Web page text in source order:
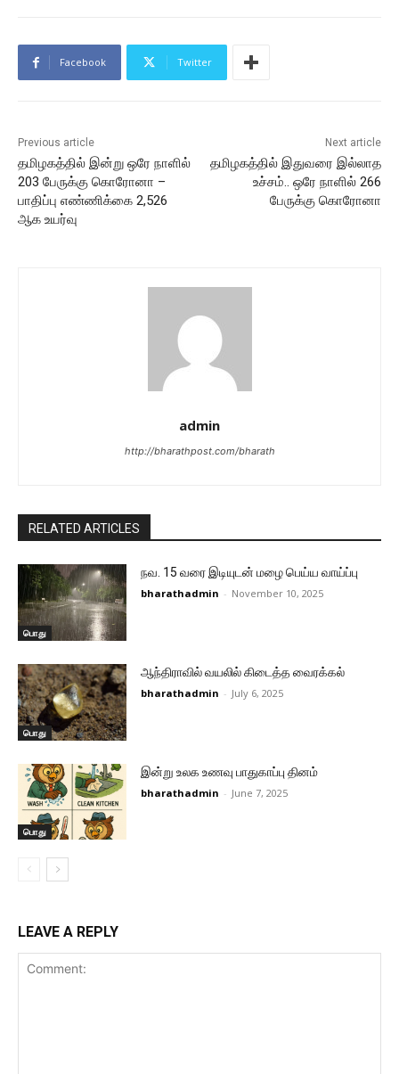
Facebook Twitter
Previous article
தமிழகத்தில் இன்று ஒரே நாளில்
203 பேருக்கு கொரோனா –
பாதிப்பு எண்ணிக்கை 2,526
ஆக உயர்வு
Next article
தமிழகத்தில் இதுவரை இல்லாத
உச்சம்.. ஒரே நாளில் 266
பேருக்கு கொரோனா
admin
http://bharathpost.com/bharath
RELATED ARTICLES
பொது
நவ. 15 வரை இடியுடன் மழை பெய்ய வாய்ப்பு
bharathadmin - November 10, 2025
பொது
ஆந்திராவில் வயலில் கிடைத்த வைரக்கல்
bharathadmin - July 6, 2025
பொது
இன்று உலக உணவு பாதுகாப்பு தினம்
bharathadmin - June 7, 2025
LEAVE A REPLY